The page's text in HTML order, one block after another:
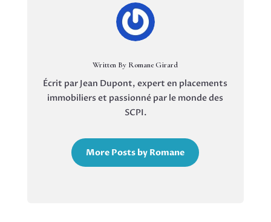
Written By Romane Girard
Écrit par Jean Dupont, expert en placements
immobiliers et passionné par le monde des
SCPI.
More Posts by Romane